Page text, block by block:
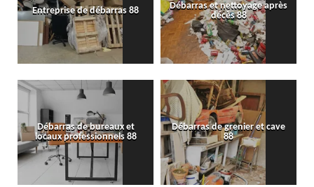
Entreprise de débarras 88
Débarras et nettoyage après
décès 88
Débarras de bureaux et
locaux professionnels 88
Débarras de grenier et cave
88